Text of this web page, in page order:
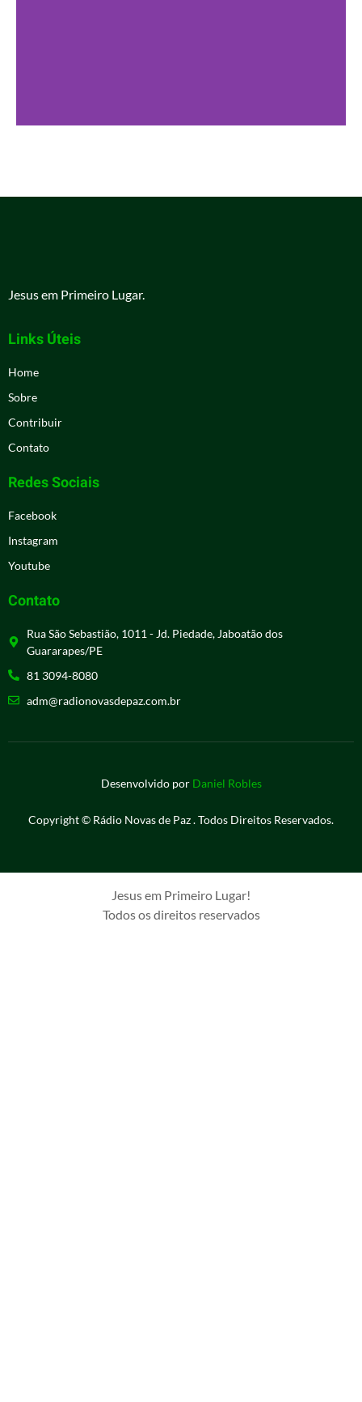
Jesus em Primeiro Lugar.
Links Úteis
Home
Sobre
Contribuir
Contato
Redes Sociais
Facebook
Instagram
Youtube
Contato
Rua São Sebastião, 1011 - Jd. Piedade, Jaboatão dos
Guararapes/PE
81 3094-8080
adm@radionovasdepaz.com.br
Desenvolvido por Daniel Robles
Copyright © Rádio Novas de Paz . Todos Direitos Reservados.
Jesus em Primeiro Lugar!
Todos os direitos reservados